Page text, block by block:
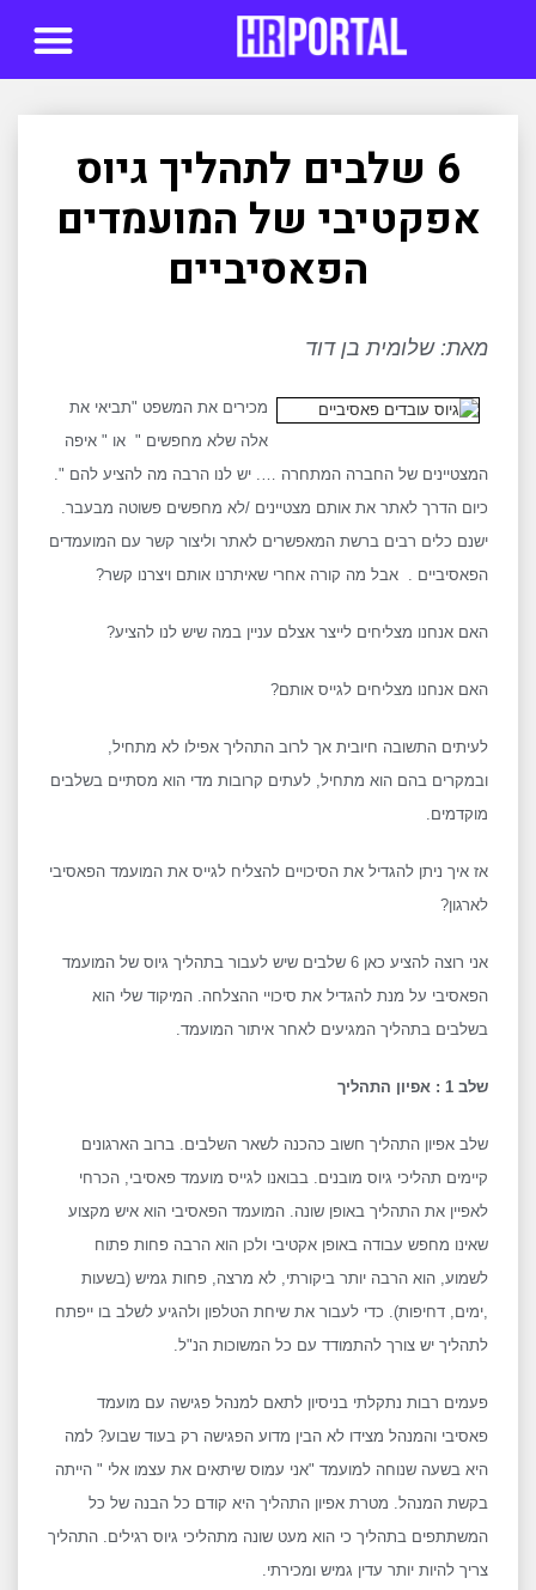
6 שלבים לתהליך גיוס
אפקטיבי של המועמדים
הפאסיביים
מאת: שלומית בן דוד
מכירים את המשפט "תביאי את
אלה שלא מחפשים " או " איפה
המצטיינים של החברה המתחרה …. יש לנו הרבה מה להציע להם ".
כיום הדרך לאתר את אותם מצטיינים /לא מחפשים פשוטה מבעבר.
ישנם כלים רבים ברשת המאפשרים לאתר וליצור קשר עם המועמדים
הפאסיביים . אבל מה קורה אחרי שאיתרנו אותם ויצרנו קשר?
האם אנחנו מצליחים לייצר אצלם עניין במה שיש לנו להציע?
האם אנחנו מצליחים לגייס אותם?
לעיתים התשובה חיובית אך לרוב התהליך אפילו לא מתחיל,
ובמקרים בהם הוא מתחיל, לעתים קרובות מדי הוא מסתיים בשלבים
מוקדמים.
אז איך ניתן להגדיל את הסיכויים להצליח לגייס את המועמד הפאסיבי
לארגון?
אני רוצה להציע כאן 6 שלבים שיש לעבור בתהליך גיוס של המועמד
הפאסיבי על מנת להגדיל את סיכויי ההצלחה. המיקוד שלי הוא
בשלבים בתהליך המגיעים לאחר איתור המועמד.
שלב 1 : אפיון התהליך
שלב אפיון התהליך חשוב כהכנה לשאר השלבים. ברוב הארגונים
קיימים תהליכי גיוס מובנים. בבואנו לגייס מועמד פאסיבי, הכרחי
לאפיין את התהליך באופן שונה. המועמד הפאסיבי הוא איש מקצוע
שאינו מחפש עבודה באופן אקטיבי ולכן הוא הרבה פחות פתוח
לשמוע, הוא הרבה יותר ביקורתי, לא מרצה, פחות גמיש (בשעות
,ימים, דחיפות). כדי לעבור את שיחת הטלפון ולהגיע לשלב בו ייפתח
לתהליך יש צורך להתמודד עם כל המשוכות הנ"ל.
פעמים רבות נתקלתי בניסיון לתאם למנהל פגישה עם מועמד
פאסיבי והמנהל מצידו לא הבין מדוע הפגישה רק בעוד שבוע? למה
היא בשעה שנוחה למועמד "אני עמוס שיתאים את עצמו אלי " הייתה
בקשת המנהל. מטרת אפיון התהליך היא קודם כל הבנה של כל
המשתתפים בתהליך כי הוא מעט שונה מתהליכי גיוס רגילים. התהליך
צריך להיות יותר עדין גמיש ומכירתי.